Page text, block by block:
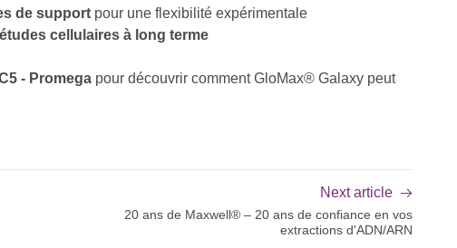
de support pour une flexibilité expérimentale
cellulaires à long terme
- Promega pour découvrir comment GloMax® Galaxy peut
Next article
20 ans de Maxwell® – 20 ans de confiance en vos
extractions d'ADN/ARN